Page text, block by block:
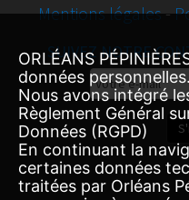
Mentions légales-
SUIVEZ NOTRE
Email
ORLÉANS
données personnelles.
Nous avons intégré
Règlement Général
Données (RGPD)
En continuant la
certaines données
traitées par Orléans